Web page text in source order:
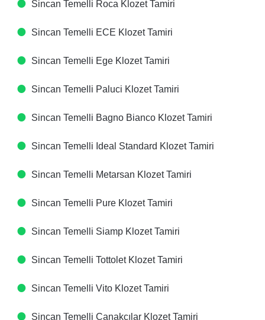
Sincan Temelli Roca Klozet Tamiri
Sincan Temelli ECE Klozet Tamiri
Sincan Temelli Ege Klozet Tamiri
Sincan Temelli Paluci Klozet Tamiri
Sincan Temelli Bagno Bianco Klozet Tamiri
Sincan Temelli Ideal Standard Klozet Tamiri
Sincan Temelli Metarsan Klozet Tamiri
Sincan Temelli Pure Klozet Tamiri
Sincan Temelli Siamp Klozet Tamiri
Sincan Temelli Tottolet Klozet Tamiri
Sincan Temelli Vito Klozet Tamiri
Sincan Temelli Çanakçılar Klozet Tamiri